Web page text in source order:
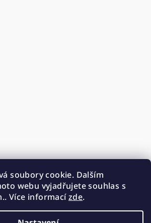
soubory cookie. Dalším
webu vyjadřujete souhlas s
Více informacízde.